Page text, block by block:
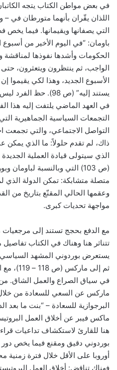
في بعض مواطن الكتاب يتجه
اللذان يقّران بأنهما متورطان في
التي يصفانها ويقيمانها. فيما
باومان: “في اليوم الأخير من
الحكومات وأشدها نفوذها لمناقشة
الواجب، ثم ينتظرون ويتعثرون، حتى
الأسبوع الجديد، وهذا لكي
يستند إليه” (ص 98).
في العهد الماضي يلتفت إليه هذا
التجمعات السياسية الجماهيرية
التواصل الاجتماعي، والتي تجمعت
ذاك، لم تقدم حلولاً: ما الذي يمكن
الذي سيتولى قيادة العملية
(ص 103) التي وبالنسبة
متصلة متشابكة: تمكن الدولة الذي
وعقمها الحالي المقنّع بتاريخ من
مواجهة تحديات كبرى.
مع الدفع بحجج تستند إلى
تتناثر هنا وهناك في الكتاب
يستعرض بوردوني المشهد
ثم إلى
في سياق الصراع والعمل الشاق. من
ماركس عن السعي للسعادة من
البرجوازية للسعادة – “بنت ما بعد
ماكس فيبر عن أخلاق العمل
هنا للقارئ لاستكشاف تداعيات
بوردوني دقيق ومقنع فيما يخص
أوروبا على الأقل خلال فترة
فهناك تناقض: أخلاق العمل